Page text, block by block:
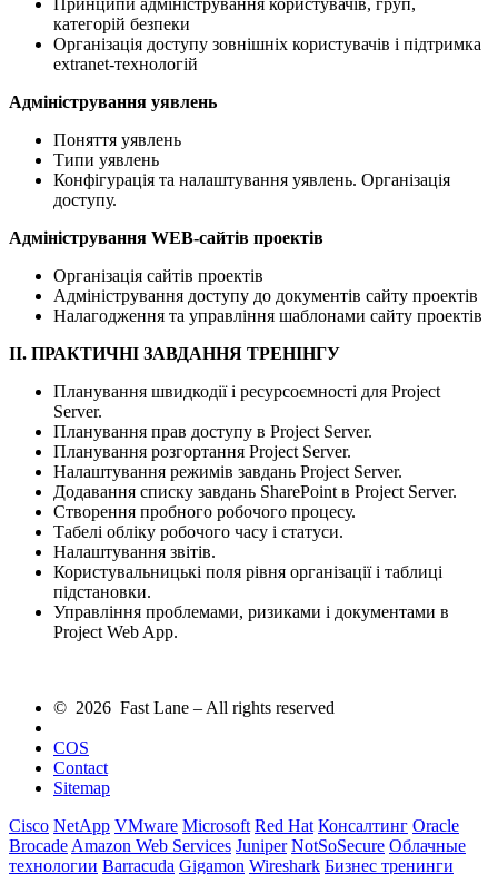
Принципи адміністрування користувачів, груп,
категорій безпеки
Організація доступу зовнішніх користувачів і підтримка
extranet-технологій
Адміністрування уявлень
Поняття уявлень
Типи уявлень
Конфігурація та налаштування уявлень. Організація
доступу.
Адміністрування WEB-сайтів проектів
Організація сайтів проектів
Адміністрування доступу до документів сайту проектів
Налагодження та управління шаблонами сайту проектів
II. ПРАКТИЧНІ ЗАВДАННЯ ТРЕНІНГУ
Планування швидкодії і ресурсоємності для Project
Server.
Планування прав доступу в Project Server.
Планування розгортання Project Server.
Налаштування режимів завдань Project Server.
Додавання списку завдань SharePoint в Project Server.
Створення пробного робочого процесу.
Табелі обліку робочого часу і статуси.
Налаштування звітів.
Користувальницькі поля рівня організації і таблиці
підстановки.
Управління проблемами, ризиками і документами в
Project Web App.
© 2026 Fast Lane – All rights reserved
COS
Contact
Sitemap
Cisco NetApp VMware Microsoft Red Hat Консалтинг Oracle
Brocade Amazon Web Services Juniper NotSoSecure Облачные
технологии Barracuda Gigamon Wireshark Бизнес тренинги